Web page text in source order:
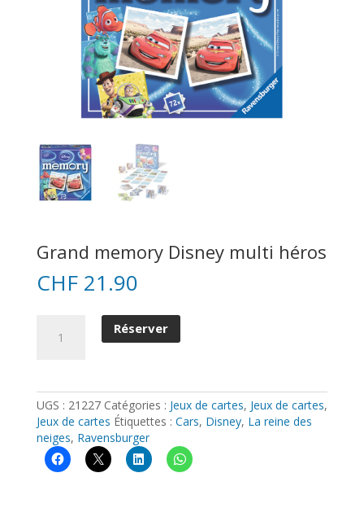
Grand memory Disney multi héros
CHF21.90
multi
héros
Réserver
UGS : 21227 Catégories : Jeux de cartes, Jeux de cartes,
Jeux de cartes Étiquettes : Cars, Disney, La reine des
neiges, Ravensburger